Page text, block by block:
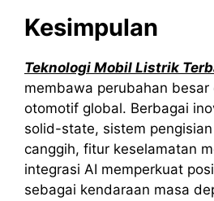
Kesimpulan
Teknologi Mobil Listrik
membawa perubahan
otomotif global. Berbagai
solid-state, sistem
canggih, fitur keselamatan
integrasi AI memperkuat
sebagai kendaraan masa